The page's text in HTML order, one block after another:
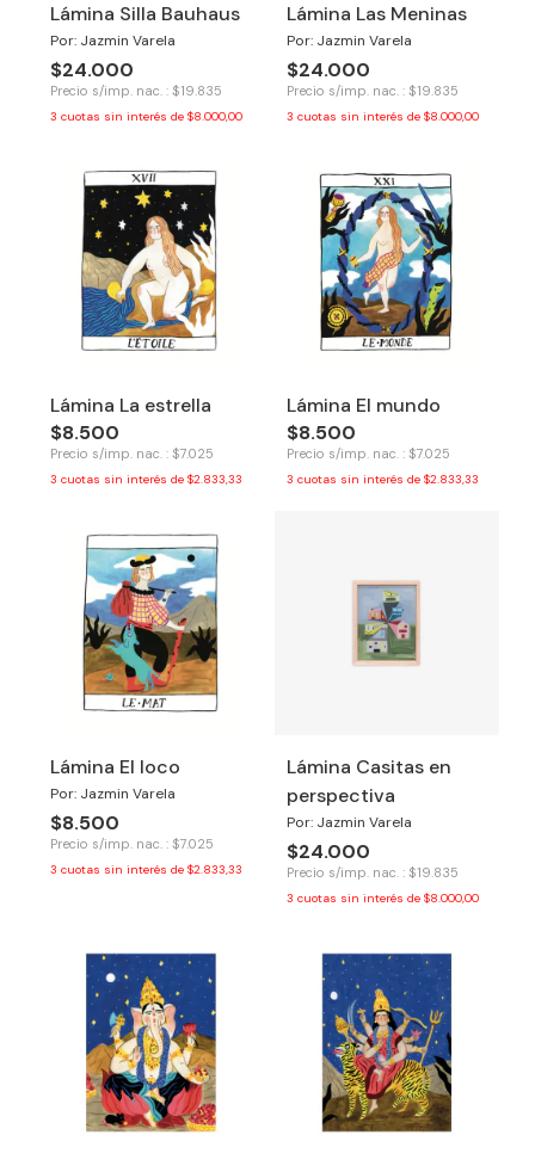
Lámina Silla Bauhaus
Por: Jazmin Varela
$24.000
Precio s/imp. nac. : $19.835
3 cuotas sin interés de $8.000,00
Lámina Las Meninas
Por: Jazmin Varela
$24.000
Precio s/imp. nac. : $19.835
3 cuotas sin interés de $8.000,00
Lámina La estrella
$8.500
Precio s/imp. nac. : $7.025
3 cuotas sin interés de $2.833,33
Lámina El mundo
$8.500
Precio s/imp. nac. : $7.025
3 cuotas sin interés de $2.833,33
Lámina El loco
Por: Jazmin Varela
$8.500
Precio s/imp. nac. : $7.025
3 cuotas sin interés de $2.833,33
Lámina Casitas en
perspectiva
Por: Jazmin Varela
$24.000
Precio s/imp. nac. : $19.835
3 cuotas sin interés de $8.000,00